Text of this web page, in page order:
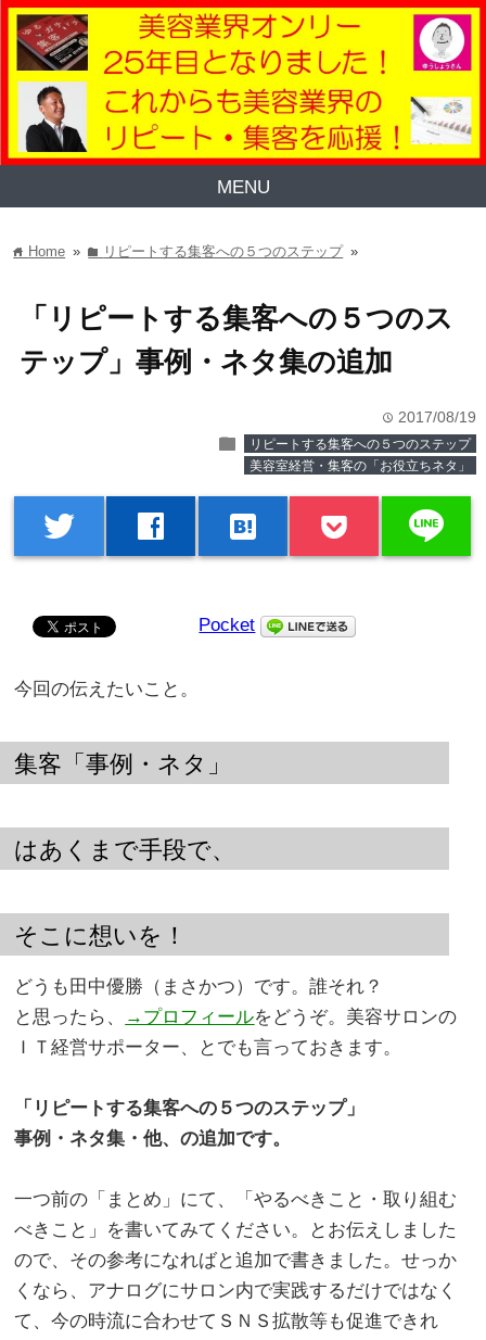
MENU
home Home » folder リピートする集客への５つのステップ »
「リピートする集客への５つのス
テップ」事例・ネタ集の追加
time 2017/08/19
folder
リピートする集客への５つのステップ
美容室経営・集客の「お役立ちネタ」
twitter facebook hatenabookmark line
Pocket
今回の伝えたいこと。
集客「事例・ネタ」
はあくまで手段で、
そこに想いを！
どうも田中優勝（まさかつ）です。誰それ？
と思ったら、
→プロフィールをどうぞ。美容サロンの
ＩＴ経営サポーター、とでも言っておきます。
「リピートする集客への５つのステップ」
事例・ネタ集・他、の追加です。
一つ前の「まとめ」にて、「やるべきこと・取り組む
べきこと」を書いてみてください。とお伝えしました
ので、その参考になればと追加で書きました。せっか
くなら、アナログにサロン内で実践するだけではなく
て、今の時流に合わせてＳＮＳ拡散等も促進できれ